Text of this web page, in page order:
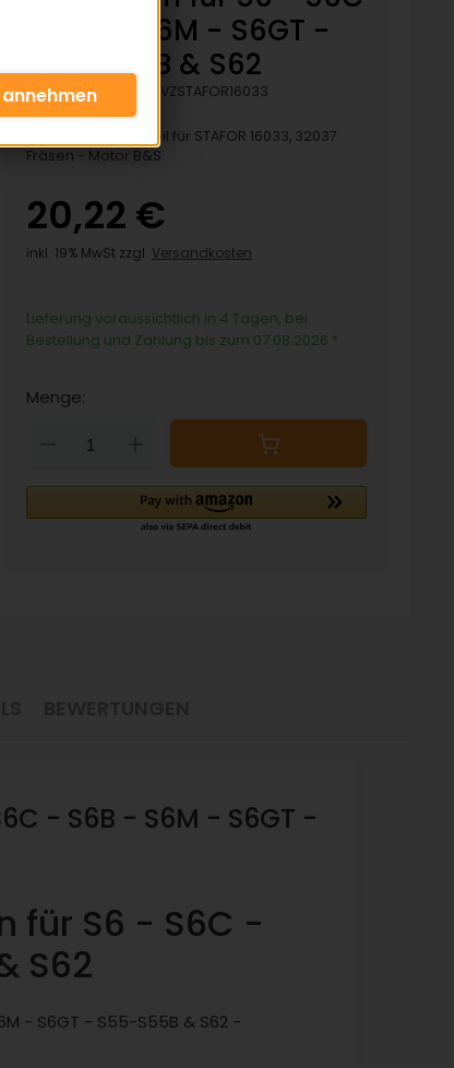
- S6B - S6M - S6GT -
S55-S55B & S62
Artikelnummer: HVZSTAFOR16033
Passendes Ersatzteil für STAFOR 16033, 32037
Fräsen - Motor B&S
20,22 €
inkl. 19% MwSt zzgl. Versandkosten
Lieferung voraussichtlich in 4 Tagen, bei
Bestellung und Zahlung bis zum 07.08.2026 *
Menge:
Down
- S6B - S6M - S6GT -
für S6 - S6C -
S62
- S6GT - S55-S55B & S62 -